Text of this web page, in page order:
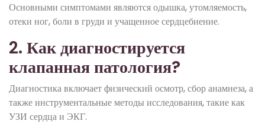
Основными симптомами являются одышка, утомляемость,
отеки ног, боли в груди и учащенное сердцебиение.
2. Как диагностируется
клапанная патология?
Диагностика включает физический осмотр, сбор анамнеза, а
также инструментальные методы исследования, такие как
УЗИ сердца и ЭКГ.